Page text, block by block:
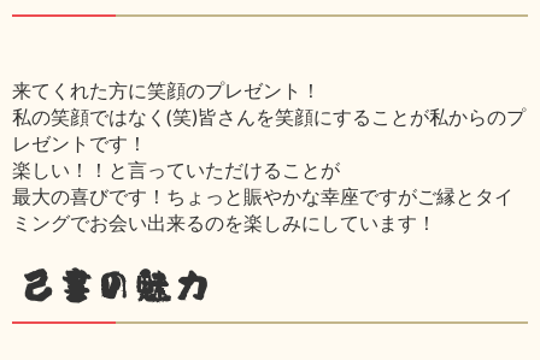
来てくれた方に笑顔のプレゼント！
私の笑顔ではなく(笑)皆さんを笑顔にすることが私からのプ
レゼントです！
楽しい！！と言っていただけることが
最大の喜びです！ちょっと賑やかな幸座ですがご縁とタイ
ミングでお会い出来るのを楽しみにしています！
己書の魅力